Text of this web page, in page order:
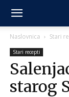
Naslovnica Stari
Stari recepti
starog